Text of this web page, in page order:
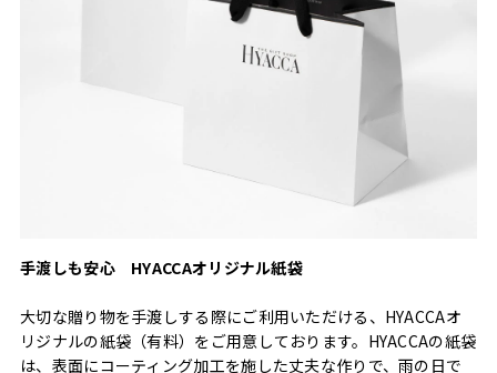
手渡しも安心 HYACCAオリジナル紙袋
大切な贈り物を手渡しする際にご利用いただける、HYACCAオ
リジナルの紙袋（有料）をご用意しております。HYACCAの紙袋
は、表面にコーティング加工を施した丈夫な作りで、雨の日で